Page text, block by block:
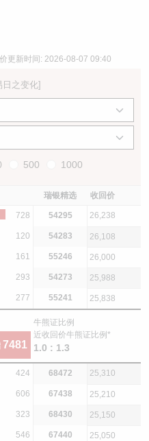
更新时间: 2026-08-07 09:40
日之变化]
500 1000
瑞银精选 收回价
728 54295 26,238
120 54283 26,108
161 55246 26,000
293 54273 25,988
277 55241 25,838
7481
牛熊证比例
近收回价牛熊证比例*
1.0 : 1.3
424 68472 25,310
606 67438 25,210
323 68430 25,150
546 67440 25,050